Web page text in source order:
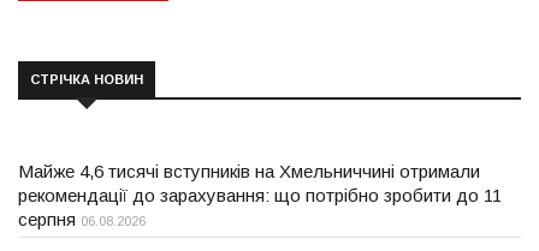
СТРІЧКА НОВИН
Майже 4,6 тисячі вступників на Хмельниччині отримали
рекомендації до зарахування: що потрібно зробити до 11
серпня 06.08.2026